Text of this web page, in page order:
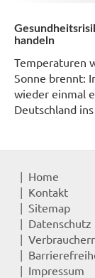
handeln
Temperaturen
Sonne brennt:
wieder einmal
Deutschland
Home
Kontakt
Sitemap
Datenschutz
Impressum